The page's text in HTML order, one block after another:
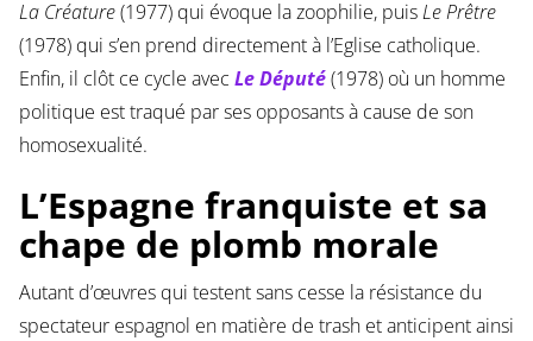
La Créature(1977) qui évoque la zoophilie, puisLe Prêtre
(1978) qui s’en prend directement à l’Eglise catholique.
Enfin, il clôt ce cycle avec Le Député(1978) où un homme
politique est traqué par ses opposants à cause de son
homosexualité.
L’Espagne franquiste et sa
chape de plomb morale
Autant d’œuvres qui testent sans cesse la résistance du
spectateur espagnol en matière de trash et anticipent ainsi